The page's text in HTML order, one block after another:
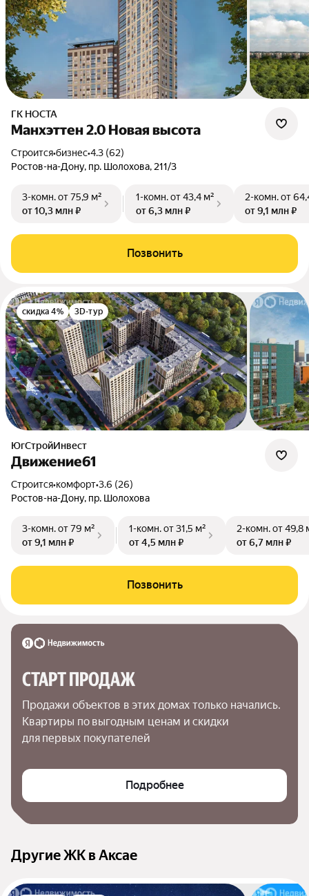
ГК НОСТА
Манхэттен 2.0 Новая высота
Строится•бизнес•4.3 (62)
Ростов-на-Дону, пр. Шолохова, 211/3
3-комн.от 75,9 м²
от 10,3 млн ₽
1-комн.от 43,4 м²
от 6,3 млн ₽
2-комн.от
от 9,1 млн ₽
Позвонить
скидка 4% 3D-тур
ЮгСтройИнвест
Движение61
Строится•комфорт•3.6 (26)
Ростов-на-Дону, пр. Шолохова
3-комн.от 79 м²
от 9,1 млн ₽
1-комн.от 31,5 м²
от 4,5 млн ₽
2-комн.от 49,8
от 6,7 млн ₽
Позвонить
СТАРТ ПРОДАЖ
Продажи объектов в этих домах только начались.
Квартиры по выгодным ценам и скидки
для первых покупателей
Подробнее
Другие ЖК в Аксае